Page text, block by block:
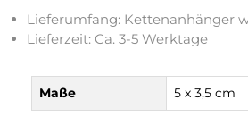
Lieferumfang: Kettenanhänger
Lieferzeit: Ca. 3-5 Werktage
Maße 5 x 3,5 cm